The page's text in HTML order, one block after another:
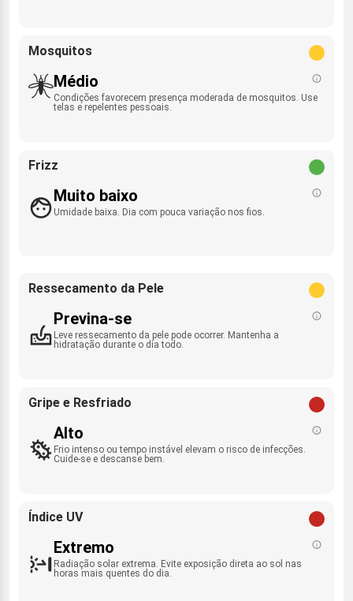
Mosquitos
Médio
Condições favorecem presença moderada de mosquitos. Use
telas e repelentes pessoais.
Frizz
Muito baixo
Umidade baixa. Dia com pouca variação nos fios.
Ressecamento da Pele
Previna-se
Leve ressecamento da pele pode ocorrer. Mantenha a
hidratação durante o dia todo.
Gripe e Resfriado
Alto
Frio intenso ou tempo instável elevam o risco de infecções.
Cuide-se e descanse bem.
Índice UV
Extremo
Radiação solar extrema. Evite exposição direta ao sol nas
horas mais quentes do dia.